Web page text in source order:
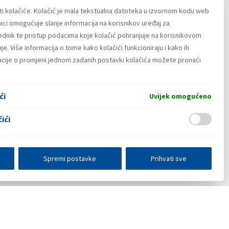
kolačiće. Kolačić je mala tekstualna datoteka u izvornom kodu web
omogućuje slanje informacija na korisnikov uređaj za
te pristup podacima koje kolačić pohranjuje na korisnikovom
Više informacija o tome kako kolačići funkcioniraju i kako ih
o promjeni jednom zadanih postavki kolačića možete pronaći
Uvijek omogućeno
Spremi postavke Prihvati sve